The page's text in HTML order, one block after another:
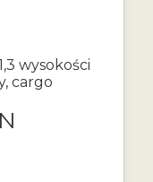
wysokości
cargo